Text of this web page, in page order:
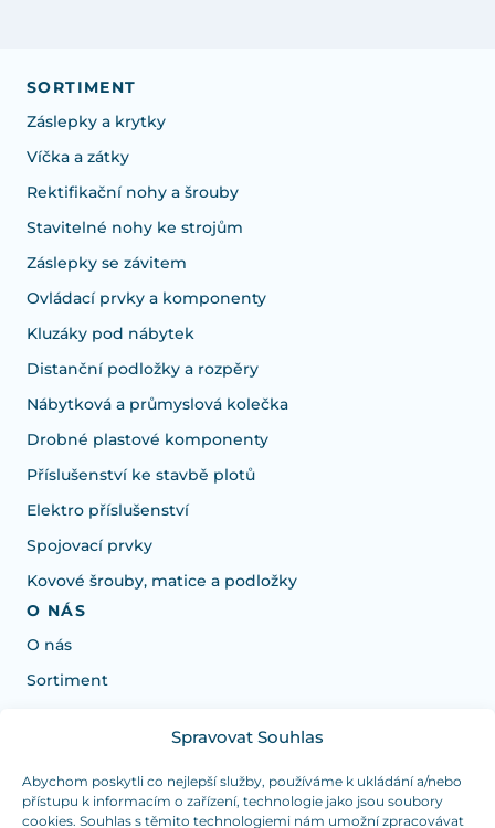
Spravovat Souhlas
Abychom poskytli co nejlepší služby, používáme k ukládání a/nebo
přístupu k informacím o zařízení, technologie jako jsou soubory
cookies. Souhlas s těmito technologiemi nám umožní zpracovávat
SORTIMENT
Záslepky a krytky
Víčka a zátky
Rektifikační nohy a šrouby
Stavitelné nohy ke strojům
Záslepky se závitem
Ovládací prvky a komponenty
Kluzáky pod nábytek
Distanční podložky a rozpěry
Nábytková a průmyslová kolečka
Drobné plastové komponenty
Příslušenství ke stavbě plotů
Elektro příslušenství
Spojovací prvky
Kovové šrouby, matice a podložky
O NÁS
O nás
Sortiment
Potřebujete poradit s výběrem?
Jsme tu pro vás Pondělí-Čtvrtek od: 7:30 - 15:30 hodin
a Pátek od 7:30 - 14:30 hodin